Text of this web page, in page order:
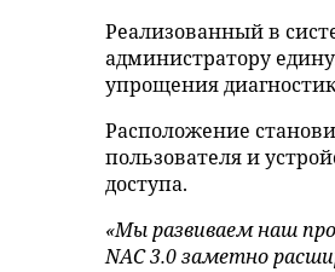
Реализованный в
администратору
упрощения
Расположение
пользователя и
доступа.
«Мы развиваем наш
NAC 3.0 заметно